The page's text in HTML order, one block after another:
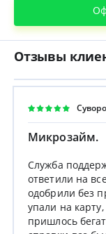
Отзывы
Микрозайм.
Служба
ответили на
одобрили без
упали на
пришлось